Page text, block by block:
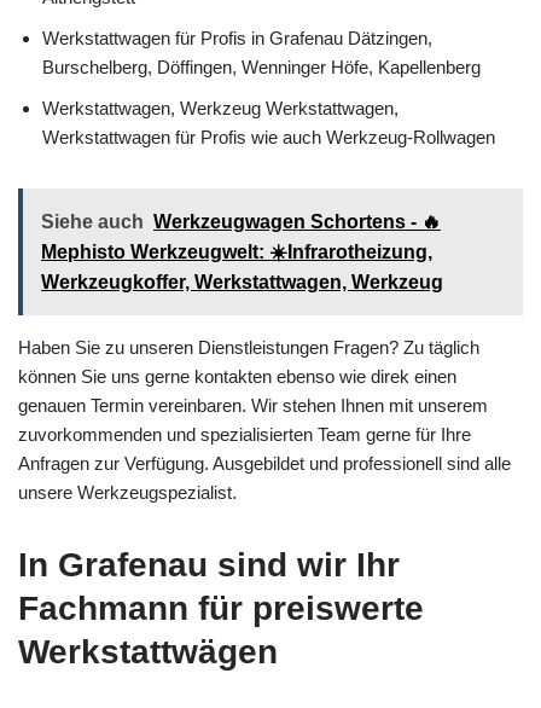
Werkstattwagen für Profis in Grafenau Dätzingen,
Burschelberg, Döffingen, Wenninger Höfe, Kapellenberg
Werkstattwagen, Werkzeug Werkstattwagen,
Werkstattwagen für Profis wie auch Werkzeug-Rollwagen
Siehe auch Werkzeugwagen Schortens - 🔥
Mephisto Werkzeugwelt: ☀️Infrarotheizung,
Werkzeugkoffer, Werkstattwagen, Werkzeug
Haben Sie zu unseren Dienstleistungen Fragen? Zu täglich
können Sie uns gerne kontakten ebenso wie direk einen
genauen Termin vereinbaren. Wir stehen Ihnen mit unserem
zuvorkommenden und spezialisierten Team gerne für Ihre
Anfragen zur Verfügung. Ausgebildet und professionell sind alle
unsere Werkzeugspezialist.
In Grafenau sind wir Ihr
Fachmann für preiswerte
Werkstattwägen